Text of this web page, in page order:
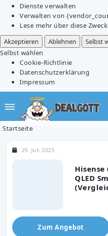
Dienste verwalten
Verwalten von
Lese mehr über diese
Akzeptieren
Ablehnen Selbst
Selbst wählen
Cookie-Richtlinie
Datenschutzerklärung
Impressum
Startseite
Hisense
QLED
29. Juli 2025
Zum Angebot